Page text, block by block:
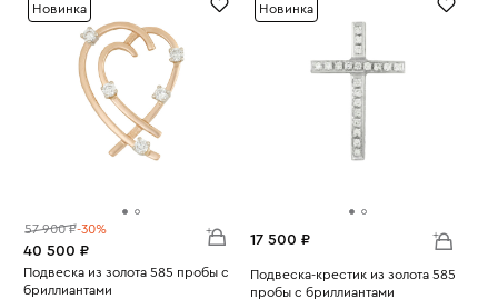
Новинка
57 900 ₽-30%
40 500 ₽
Подвеска из золота 585 пробы с
бриллиантами
Новинка
17 500 ₽
Подвеска-крестик из золота 585
пробы с бриллиантами